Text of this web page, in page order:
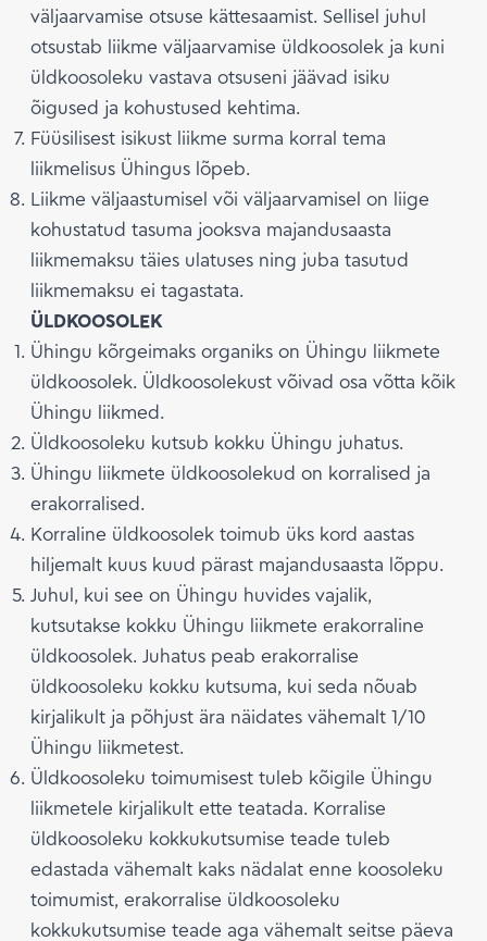
väljaarvamise otsuse kättesaamist. Sellisel juhul
otsustab liikme väljaarvamise üldkoosolek ja kuni
üldkoosoleku vastava otsuseni jäävad isiku
õigused ja kohustused kehtima.
Füüsilisest isikust liikme surma korral tema
liikmelisus Ühingus lõpeb.
Liikme väljaastumisel või väljaarvamisel on liige
kohustatud tasuma jooksva majandusaasta
liikmemaksu täies ulatuses ning juba tasutud
liikmemaksu ei tagastata.
ÜLDKOOSOLEK
Ühingu kõrgeimaks organiks on Ühingu liikmete
üldkoosolek. Üldkoosolekust võivad osa võtta kõik
Ühingu liikmed.
Üldkoosoleku kutsub kokku Ühingu juhatus.
Ühingu liikmete üldkoosolekud on korralised ja
erakorralised.
Korraline üldkoosolek toimub üks kord aastas
hiljemalt kuus kuud pärast majandusaasta lõppu.
Juhul, kui see on Ühingu huvides vajalik,
kutsutakse kokku Ühingu liikmete erakorraline
üldkoosolek. Juhatus peab erakorralise
üldkoosoleku kokku kutsuma, kui seda nõuab
kirjalikult ja põhjust ära näidates vähemalt 1/10
Ühingu liikmetest.
Üldkoosoleku toimumisest tuleb kõigile Ühingu
liikmetele kirjalikult ette teatada. Korralise
üldkoosoleku kokkukutsumise teade tuleb
edastada vähemalt kaks nädalat enne koosoleku
toimumist, erakorralise üldkoosoleku
kokkukutsumise teade aga vähemalt seitse päeva